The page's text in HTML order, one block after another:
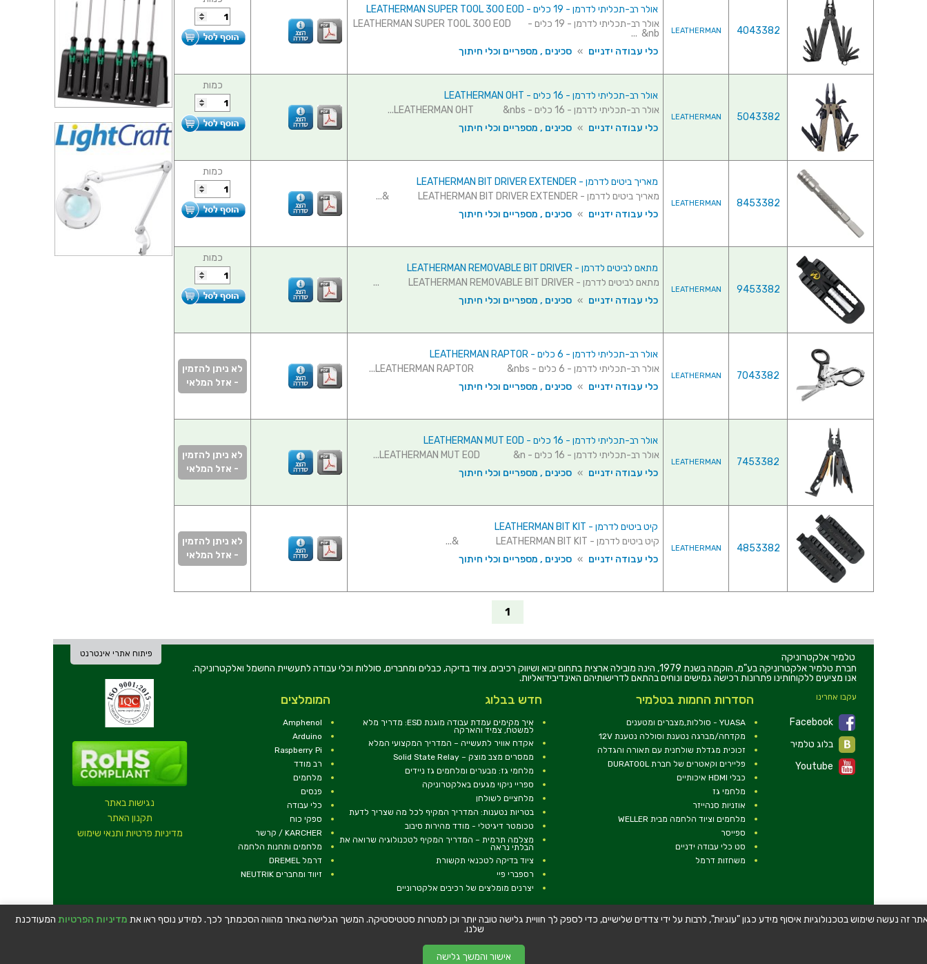
4043382
LEATHERMAN
אולר רב-תכליתי לדרמן - 19 כלים - LEATHERMAN SUPER TOOL 300 EOD
אולר רב-תכליתי לדרמן - 19 כלים - LEATHERMAN SUPER TOOL 300 EOD
&nb...
כלי עבודה ידניים » סכינים , מספריים וכלי חיתוך
5043382
LEATHERMAN
אולר רב-תכליתי לדרמן - 16 כלים - LEATHERMAN OHT
אולר רב-תכליתי לדרמן - 16 כלים - LEATHERMAN OHT &nbs...
כלי עבודה ידניים » סכינים , מספריים וכלי חיתוך
כמות
8453382
LEATHERMAN
מאריך ביטים לדרמן - LEATHERMAN BIT DRIVER EXTENDER
מאריך ביטים לדרמן - LEATHERMAN BIT DRIVER EXTENDER &...
כלי עבודה ידניים » סכינים , מספריים וכלי חיתוך
כמות
9453382
LEATHERMAN
מתאם לביטים לדרמן - LEATHERMAN REMOVABLE BIT DRIVER
מתאם לביטים לדרמן - LEATHERMAN REMOVABLE BIT DRIVER ...
כלי עבודה ידניים » סכינים , מספריים וכלי חיתוך
כמות
7043382
LEATHERMAN
אולר רב-תכליתי לדרמן - 6 כלים - LEATHERMAN RAPTOR
אולר רב-תכליתי לדרמן - 6 כלים - LEATHERMAN RAPTOR &nbs...
כלי עבודה ידניים » סכינים , מספריים וכלי חיתוך
לא ניתן להזמין
- אזל המלאי
7453382
LEATHERMAN
אולר רב-תכליתי לדרמן - 16 כלים - LEATHERMAN MUT EOD
אולר רב-תכליתי לדרמן - 16 כלים - LEATHERMAN MUT EOD &n...
כלי עבודה ידניים » סכינים , מספריים וכלי חיתוך
לא ניתן להזמין
- אזל המלאי
4853382
LEATHERMAN
קיט ביטים לדרמן - LEATHERMAN BIT KIT
קיט ביטים לדרמן - LEATHERMAN BIT KIT &...
כלי עבודה ידניים » סכינים , מספריים וכלי חיתוך
לא ניתן להזמין
- אזל המלאי
1
פיתוח אתרי אינטרנט
נגישות באתר
תקנון האתר
מדיניות פרטיות ותנאי שימוש
טלמיר אלקטרוניקה
חברת טלמיר אלקטרוניקה בע"מ, הוקמה בשנת 1979, הינה מובילה ארצית בתחום יבוא ושיווק רכיבים, ציוד בדיקה, כבלים ומחברים, סוללות וכלי עבודה לתעשיית החשמל ואלקטרוניקה.
אנו מציעים ללקוחותינו פתרונות רכישה גמישים ונוחים בהתאם לדרישותיהם האינדיבידואליות.
עקבו אחרינו
Facebook
Youtube
המומלצים
Amphenol
Arduino
Raspberry Pi
רב מודד
מלחמים
פנסים
כלי עבודה
ספקי כוח
KARCHER / קרשר
מלחמים ותחנות הלחמה
דרמל DREMEL
זיווד ומחברים NEUTRIK
חדש בבלוג
איך מקימים עמדת עבודה מוגנת ESD: מדריך מלא
למשטח, צמיד והארקה
אקדח אוויר לתעשייה – המדריך המקצועי המלא
ממסרים מצב מוצק – Solid State Relay
מלחמי גז: מבערים ומלחמים גז ניידים
ספריי ניקוי מגעים באלקטרוניקה
מלחציים לשולחן
בטריות נטענות: המדריך המקיף לכל מה שצריך לדעת
טכומטר דיגיטלי - מודד מהירות סיבוב
מצלמה תרמית – המדריך המקיף לטכנולוגיה שרואה את
הבלתי נראה
ציוד בדיקה לטכנאי תקשורת
רספברי פיי
יצרנים מומלצים של רכיבים אלקטרוניים
הסדרות החמות בטלמיר
YUASA - סוללות,מצברים ומטענים
מקדחה/מברגה נטענת וסוללה נטענת 12V
זכוכית מגדלת שולחנית עם תאורה והגדלה
פליירים וקאטרים של חברת DURATOOL
כבלי HDMI איכותיים
מלחמי גז
אוזניות סנהייזר
מלחמים וציוד הלחמה מבית WELLER
ספייסר
סט כלי עבודה ידניים
משחזות דרמל
© כל הזכויות שמורות - טלמיר אלקטרוניקה בע''מ כתובת: דרך העצמאות 63, חיפה טלפון: 04-8534564
| דוא''ל: dalpak@talmir.co.il
| WhatsApp
054-6077766
|
זה נעשה שימוש בטכנולוגיות איסוף מידע כגון "עוגיות", לרבות על ידי צדדים שלישיים, כדי לספק לך חוויית גלישה טובה יותר וכן למטרות סטטיסטיקה. המשך הגלישה באתר מהווה הסכמתך לכך. למידע נוסף ראו את מדיניות הפרטיות המעודכנת
שלנו.
אישור והמשך גלישה